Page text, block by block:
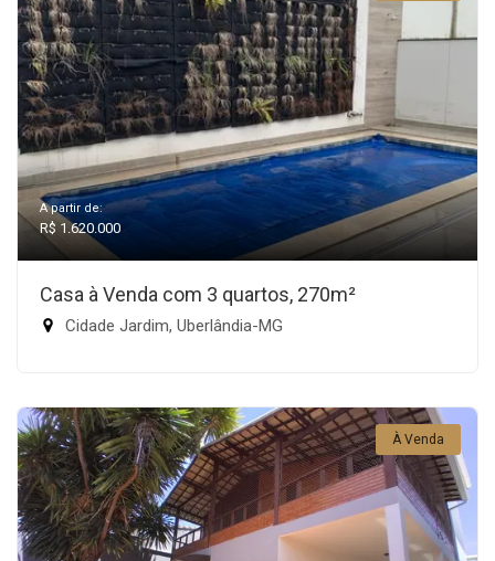
A partir de:
R$ 1.620.000
Casa à Venda com 3 quartos, 270m²
Cidade Jardim, Uberlândia-MG
À Venda